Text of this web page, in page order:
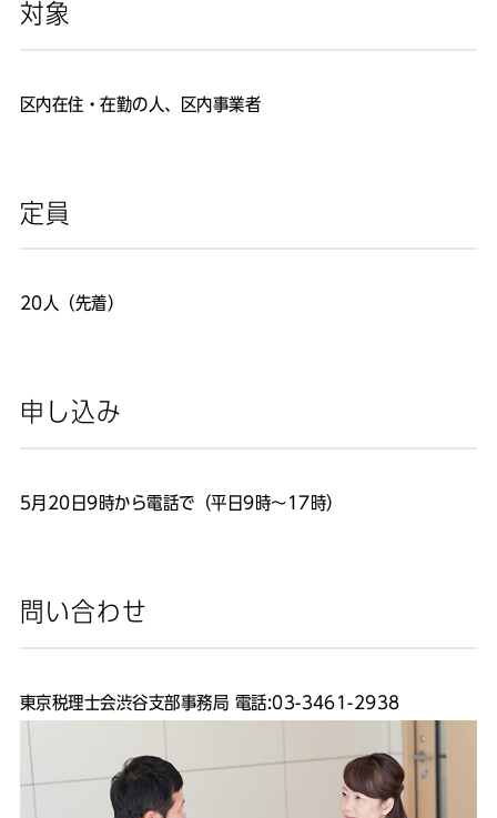
対象
区内在住・在勤の人、区内事業者
定員
20人（先着）
申し込み
5月20日9時から電話で（平日9時～17時）
問い合わせ
東京税理士会渋谷支部事務局 電話:03-3461-2938